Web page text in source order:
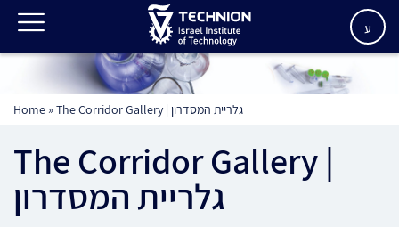
ע
Home » The Corridor Gallery | גלריית המסדרון
The Corridor Gallery |
גלריית המסדרון